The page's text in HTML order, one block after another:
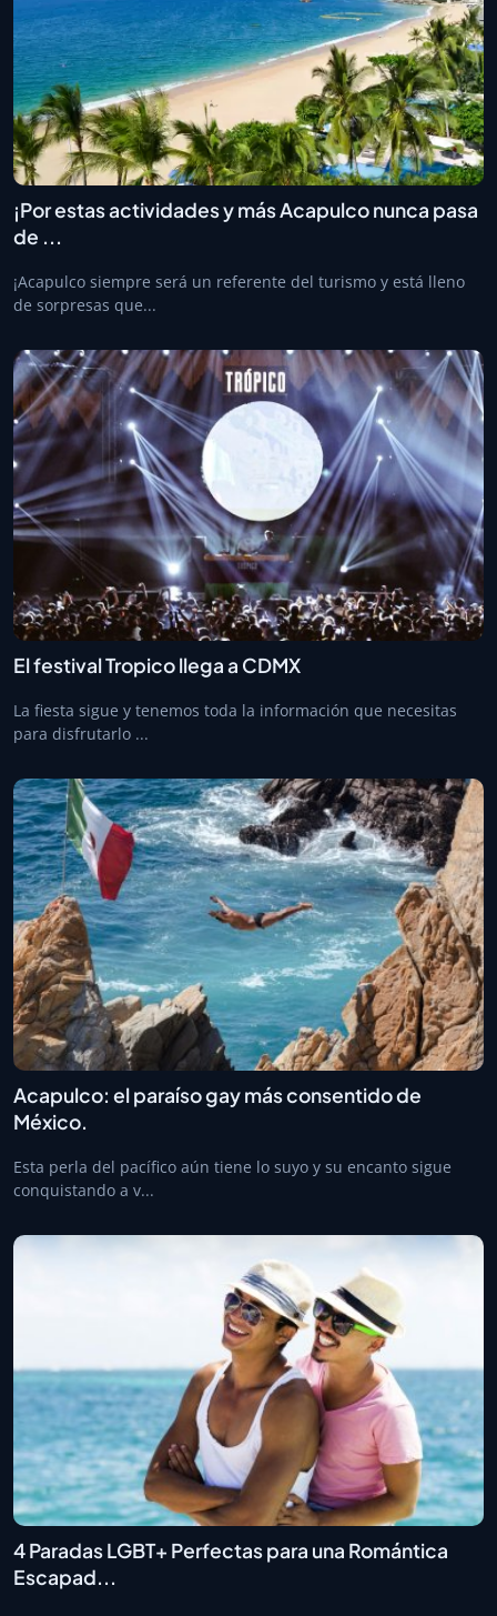
¡Por estas actividades y más Acapulco nunca pasa
de ...
¡Acapulco siempre será un referente del turismo y está lleno
de sorpresas que...
El festival Tropico llega a CDMX
La fiesta sigue y tenemos toda la información que necesitas
para disfrutarlo ...
Acapulco: el paraíso gay más consentido de
México.
Esta perla del pacífico aún tiene lo suyo y su encanto sigue
conquistando a v...
4 Paradas LGBT+ Perfectas para una Romántica
Escapad...